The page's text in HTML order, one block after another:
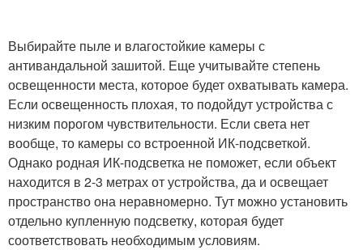
Выбирайте пыле и влагостойкие камеры с
антивандальной зашитой. Еще учитывайте степень
освещенности места, которое будет охватывать камера.
Если освещенность плохая, то подойдут устройства с
низким порогом чувствительности. Если света нет
вообще, то камеры со встроенной ИК-подсветкой.
Однако родная ИК-подсветка не поможет, если объект
находится в 2-3 метрах от устройства, да и освещает
пространство она неравномерно. Тут можно установить
отдельно купленную подсветку, которая будет
соответствовать необходимым условиям.